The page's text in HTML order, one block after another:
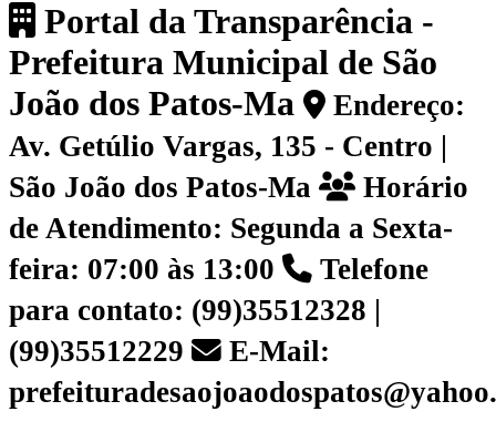
Portal da Transparência -
Prefeitura Municipal de São
João dos Patos-Ma
Endereço:
Av. Getúlio Vargas, 135 - Centro |
São João dos Patos-Ma
Horário
de Atendimento: Segunda a Sexta-
feira: 07:00 às 13:00
Telefone
para contato: (99)35512328 |
(99)35512229
E-Mail: